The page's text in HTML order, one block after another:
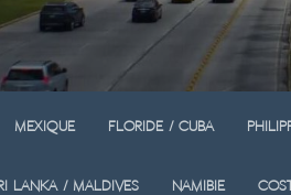
Mexique Floride / Cuba
Lanka / Maldives Namibie